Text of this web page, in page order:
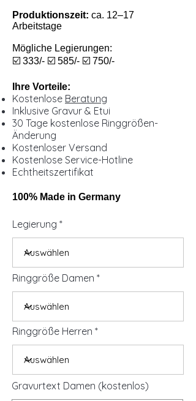
Produktionszeit: ca. 12–17
Arbeitstage
Mögliche Legierungen:
☑️ 333/- ☑️ 585/- ☑️ 750/-
Ihre Vorteile:
Kostenlose Beratung
Inklusive Gravur & Etui
30 Tage kostenlose Ringgrößen-
Änderung
Kostenloser Versand
Kostenlose Service-Hotline
Echtheitszertifikat
100% Made in Germany
Legierung
Ringgröße Damen
Ringgröße Herren
Gravurtext Damen (kostenlos)